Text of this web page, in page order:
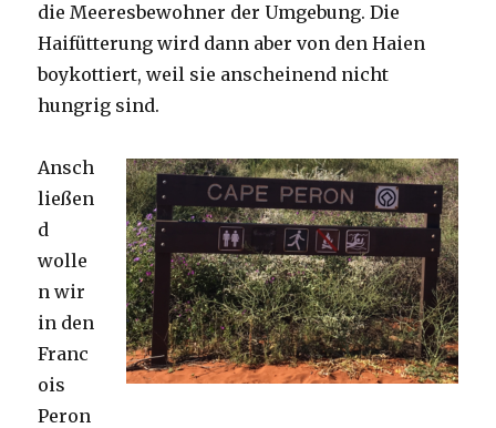
die Meeresbewohner der Umgebung. Die
Haifütterung wird dann aber von den Haien
boykottiert, weil sie anscheinend nicht
hungrig sind.
Ansch
ließen
d
wolle
n wir
in den
Franc
ois
Peron